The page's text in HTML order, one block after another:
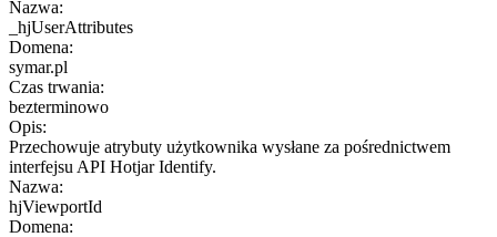
Nazwa:
_hjUserAttributes
Domena:
symar.pl
Czas trwania:
bezterminowo
Opis:
Przechowuje atrybuty użytkownika wysłane za pośrednictwem
interfejsu API Hotjar Identify.
Nazwa:
hjViewportId
Domena: